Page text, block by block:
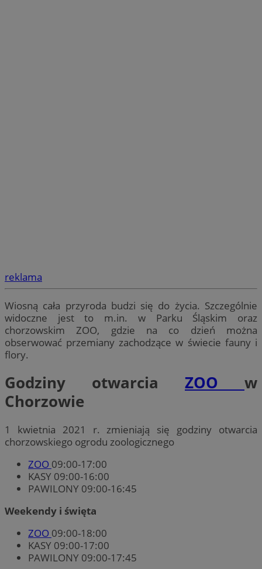
reklama
Wiosną cała przyroda budzi się do życia. Szczególnie
widoczne jest to m.in. w Parku Śląskim oraz
chorzowskim ZOO, gdzie na co dzień można
obserwować przemiany zachodzące w świecie fauny i
flory.
Godziny otwarcia ZOO w
Chorzowie
1 kwietnia 2021 r. zmieniają się godziny otwarcia
chorzowskiego ogrodu zoologicznego
ZOO 09:00-17:00
KASY 09:00-16:00
PAWILONY 09:00-16:45
Weekendy i święta
ZOO 09:00-18:00
KASY 09:00-17:00
PAWILONY 09:00-17:45